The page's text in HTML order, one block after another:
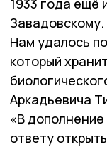
1933 года ещё
Завадовскому.
Нам удалось
который
Аркадьевича
«В
ответу